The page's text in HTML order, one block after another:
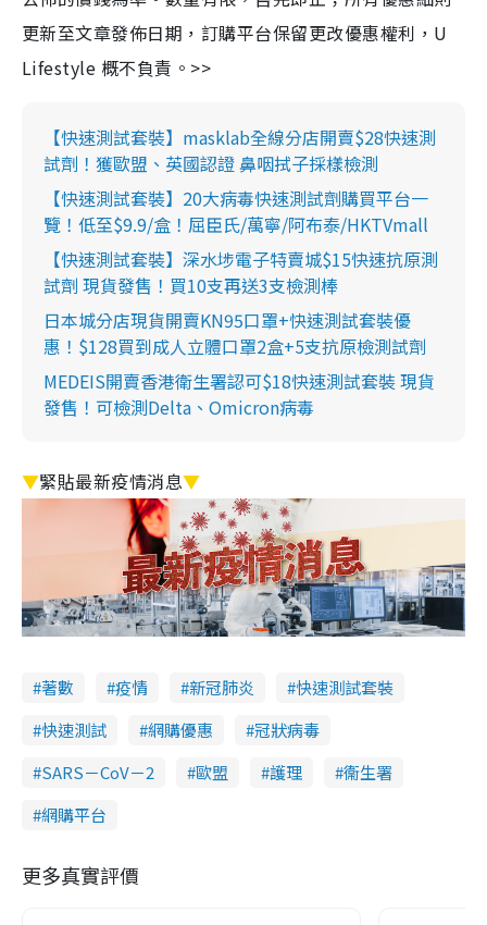
更新至文章發佈日期，訂購平台保留更改優惠權利，U
Lifestyle 概不負責。>>
【快速測試套裝】masklab全線分店開賣$28快速測
試劑！獲歐盟、英國認證 鼻咽拭子採樣檢測
【快速測試套裝】20大病毒快速測試劑購買平台一
覽！低至$9.9/盒！屈臣氏/萬寧/阿布泰/HKTVmall
【快速測試套裝】深水埗電子特賣城$15快速抗原測
試劑 現貨發售！買10支再送3支檢測棒
日本城分店現貨開賣KN95口罩+快速測試套裝優
惠！$128買到成人立體口罩2盒+5支抗原檢測試劑
MEDEIS開賣香港衛生署認可$18快速測試套裝 現貨
發售！可檢測Delta、Omicron病毒
▼緊貼最新疫情消息▼
著數 疫情 新冠肺炎
快速測試套裝
快速測試
網購優惠
冠狀病毒
SARS－CoV－2
歐盟 護理
衞生署
網購平台
更多真實評價